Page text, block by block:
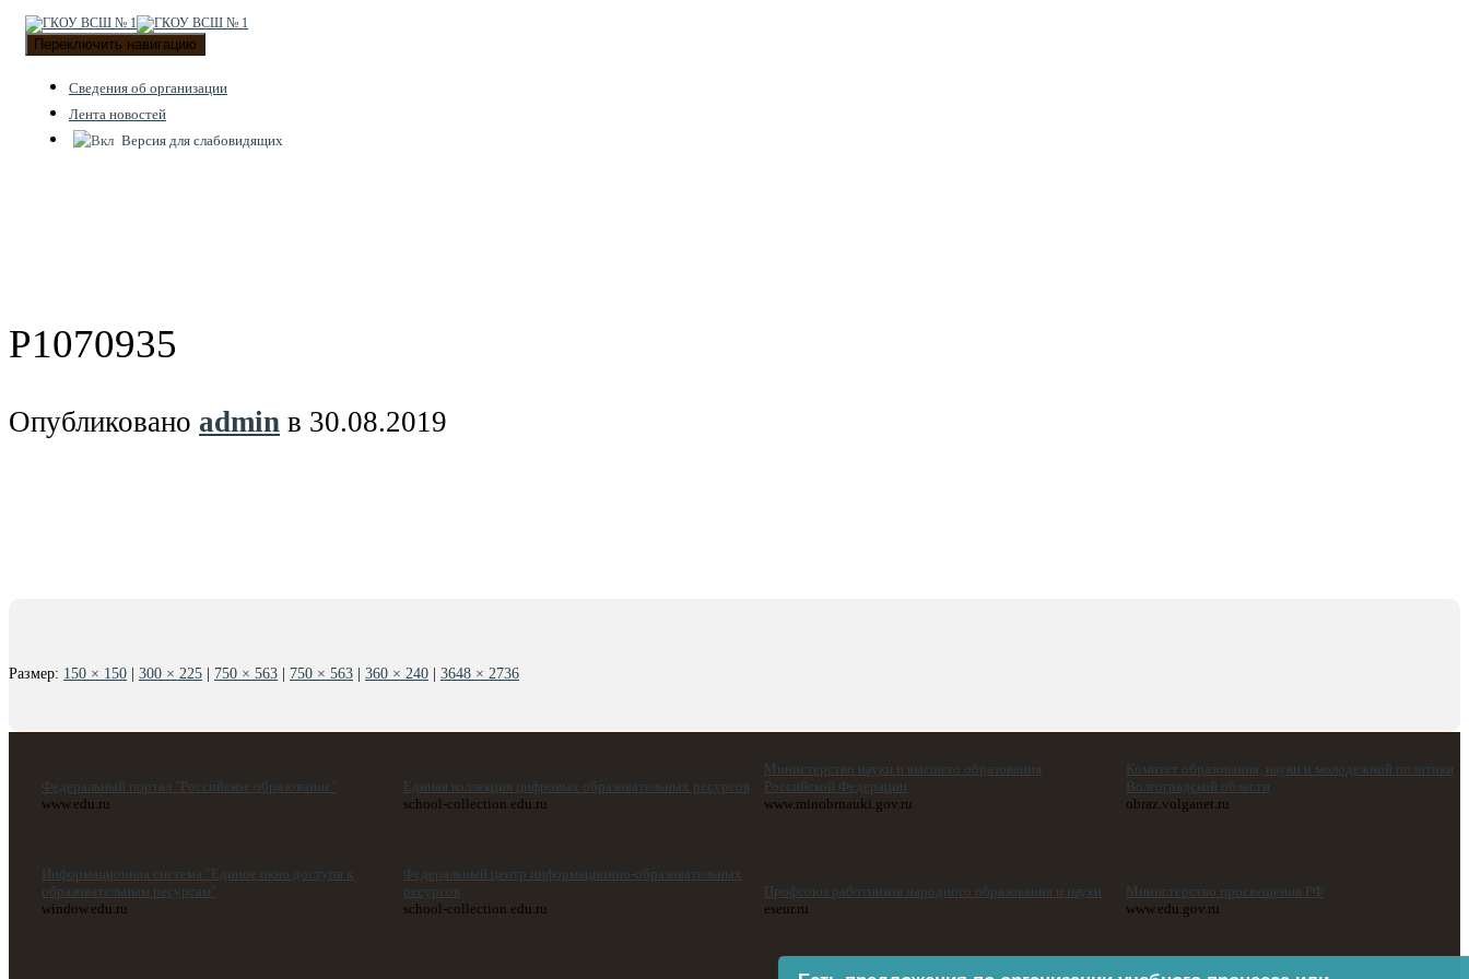
Переключить навигацию
Cведения об организации
Лента новостей
Версия для слабовидящих
P1070935
Опубликовано admin в 30.08.2019
Размер: 150 × 150 300 × 225 750 × 563 750 × 563 360 × 240 3648 × 2736
Федеральный портал "Российское образование"
www.edu.ru
Единая коллекция цифровых образовательных ресурсов
school-collection.edu.ru
Министерство науки и высшего образования
Российской Федерации
www.minobrnauki.gov.ru
Комитет образования, науки и молодежной политики
Волгоградской области
obraz.volganet.ru
Информационная система "Единое окно доступа к
образовательным ресурсам"
window.edu.ru
Федеральный центр информационно-образовательных
ресурсов
school-collection.edu.ru
Профсоюз работников народного образования и науки
eseur.ru
Министерство просвещения РФ
www.edu.gov.ru